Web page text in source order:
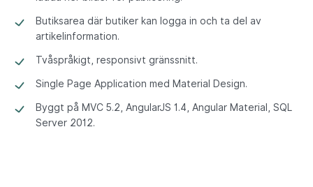
Butiksarea där butiker kan logga in och ta del av
artikelinformation.
Tvåspråkigt, responsivt gränssnitt.
Single Page Application med Material Design.
Byggt på MVC 5.2, AngularJS 1.4, Angular Material, SQL
Server 2012.